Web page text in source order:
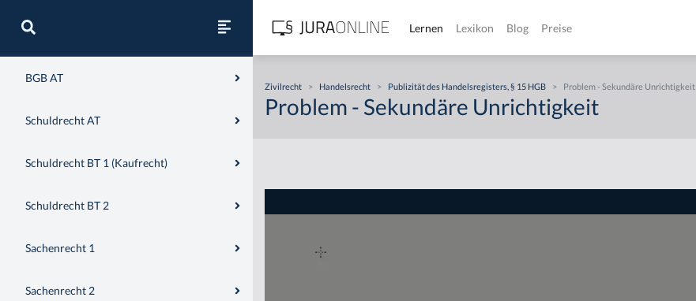
Zivilrecht
BGB AT
Schuldrecht AT
Schuldrecht BT 1 (Kaufrecht)
Schuldrecht BT 2
Sachenrecht 1
Sachenrecht 2
Lernen Lexikon Blog Preise
Zivilrecht > Handelsrecht > Publizität des Handelsregisters, § 15 HGB > Problem - Sekundäre Unrichtigkeit
Problem - Sekundäre Unrichtigkeit